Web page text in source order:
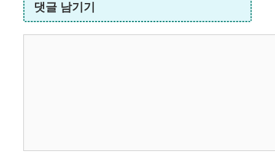
댓글 남기기